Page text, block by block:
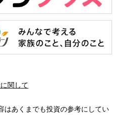
関して
はあくまでも投資の参考にしてい